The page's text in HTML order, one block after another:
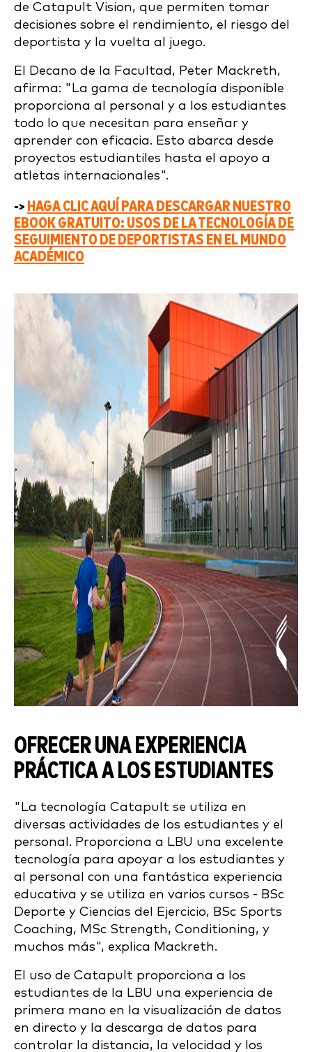
de Catapult Vision, que permiten tomar
decisiones sobre el rendimiento, el riesgo del
deportista y la vuelta al juego.
El Decano de la Facultad, Peter Mackreth,
afirma: "La gama de tecnología disponible
proporciona al personal y a los estudiantes
todo lo que necesitan para enseñar y
aprender con eficacia. Esto abarca desde
proyectos estudiantiles hasta el apoyo a
atletas internacionales".
-> HAGA CLIC AQUÍ PARA DESCARGAR NUESTRO
EBOOK GRATUITO: USOS DE LA TECNOLOGÍA DE
SEGUIMIENTO DE DEPORTISTAS EN EL MUNDO
ACADÉMICO
OFRECER UNA EXPERIENCIA
PRÁCTICA A LOS ESTUDIANTES
" La tecnología Catapult se utiliza en
diversas actividades de los estudiantes y el
personal. Proporciona a LBU una excelente
tecnología para apoyar a los estudiantes y
al personal con una fantástica experiencia
educativa y se utiliza en varios cursos - BSc
Deporte y Ciencias del Ejercicio, BSc Sports
Coaching, MSc Strength, Conditioning, y
muchos más", explica Mackreth.
El uso de Catapult proporciona a los
estudiantes de la LBU una experiencia de
primera mano en la visualización de datos
en directo y la descarga de datos para
controlar la distancia, la velocidad y los